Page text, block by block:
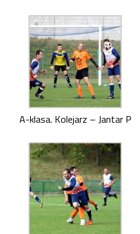
A-klasa. Kolejarz – Jantar P